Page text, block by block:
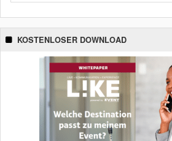
KOSTENLOSER DOWNLOAD